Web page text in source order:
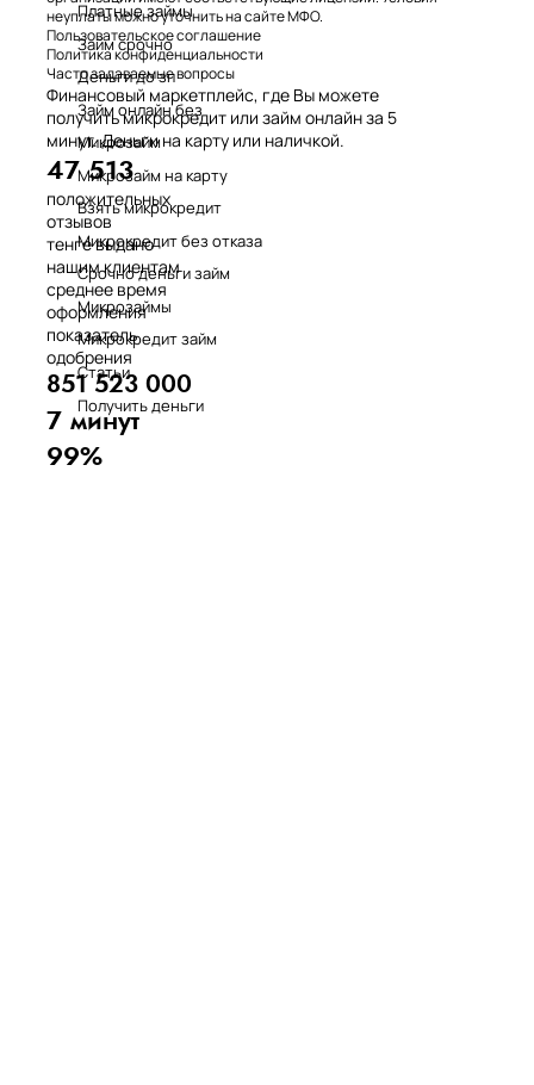
Платные займы
Займ срочно
Деньги до зп
Займ онлайн без
Микрозайм
Микрозайм на карту
Взять микрокредит
Микрокредит без отказа
Срочно деньги займ
Микрозаймы
Микрокредит займ
Статьи
Получить деньги
неуплаты можно уточнить на сайте МФО.
Пользовательское соглашение
Политика конфиденциальности
Часто задаваемые вопросы
Финансовый маркетплейс, где Вы можете
получить микрокредит или займ онлайн за 5
минут. Деньги на карту или наличкой.
47 513
положительных
отзывов
тенге выдано
нашим клиентам
среднее время
оформления
показатель
одобрения
851 523 000
7 минут
99%